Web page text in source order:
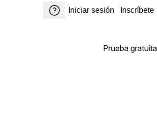
Iniciar sesión Inscríbete
Prueba gratuita